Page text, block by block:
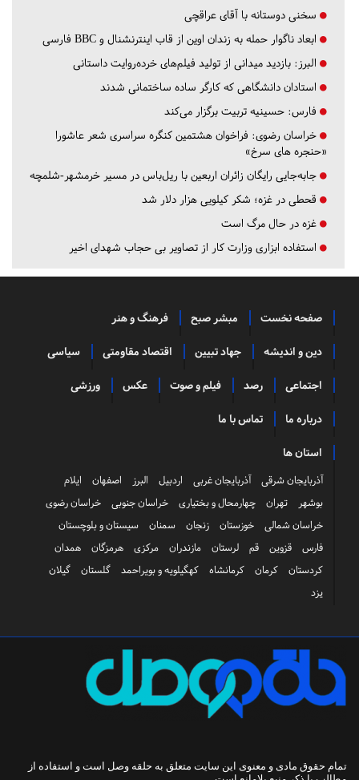
سخنی دوستانه با آقای عراقچی
ابعاد ناگوار حمله به زندان اوین از قاب اینترنشنال و BBC فارسی
البرز: بازدید میدانی از تولید فیلم‌های خرده‌روایت داستانی
استادان دانشگاهی که کارگر ساده ساختمانی شدند
فارس: حسینیه تربیت برگزار می‌کند
خراسان رضوی: فراخوان هشتمین کنگره سراسری شعر عاشورا
«حنجره های سرخ»
جابه‌جایی رایگان زائران اربعین با ریل‌باس در مسیر خرمشهر-شلمچه
قحطی در غزه؛ شکر کیلویی هزار دلار شد
غزه در حال مرگ است
استفاده ابزاری وزارت کار از تصاویر بی حجاب شهدای اخیر
صفحه نخست مبشر صبح فرهنگ و هنر
دین و اندیشه جهاد تبیین اقتصاد مقاومتی سیاسی
اجتماعی رصد فیلم و صوت عکس ورزشی
درباره ما تماس با ما
استان ها
آذربایجان شرقی آذربایجان غربی اردبیل البرز اصفهان
ایلام
بوشهر
تهران چهارمحال و بختیاری خراسان جنوبی
خراسان رضوی
خراسان شمالی
خوزستان زنجان سمنان
سیستان و بلوچستان
فارس
قزوین قم لرستان مازندران مرکزی هرمزگان
همدان
کردستان
کرمان کرمانشاه کهگیلویه و بویراحمد گلستان
گیلان
یزد
تمام حقوق مادی و معنوی این سایت متعلق به حلقه وصل است و استفاده از